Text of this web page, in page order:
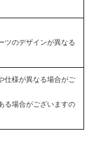
ツのデザインが異なる
仕様が異なる場合がご
る場合がございますの